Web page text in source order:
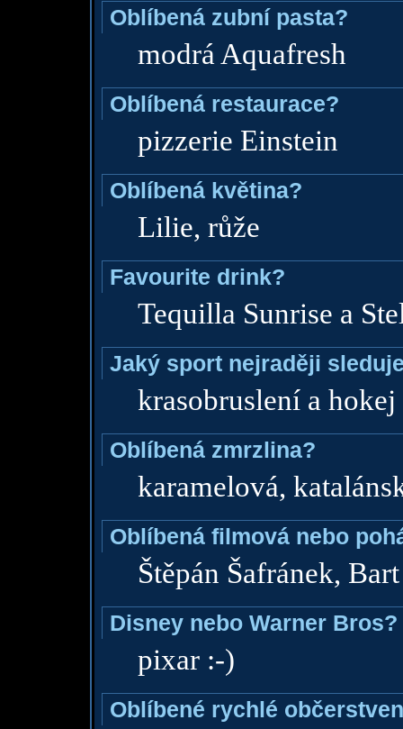
Oblíbená zubní pasta?
modrá Aquafresh
Oblíbená restaurace?
pizzerie Einstein
Oblíbená květina?
Lilie, růže
Favourite drink?
Tequilla Sunrise a
Jaký sport nejraději
krasobruslení a hokej
Oblíbená zmrzlina?
karamelová,
Oblíbená filmová nebo
Štěpán Šafránek,
Disney nebo Warner Bros?
pixar :-)
Oblíbené rychlé